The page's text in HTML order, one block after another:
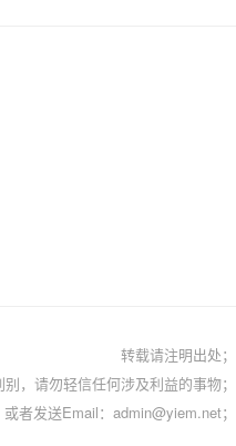
转载请注明出处；
，请勿轻信任何涉及利益的事物；
者发送Email：admin@yiem.net；